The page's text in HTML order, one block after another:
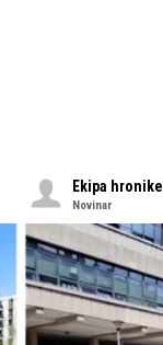
Ekipa hronike
Novinar